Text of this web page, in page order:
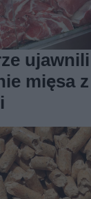
ujawnili
mięsa